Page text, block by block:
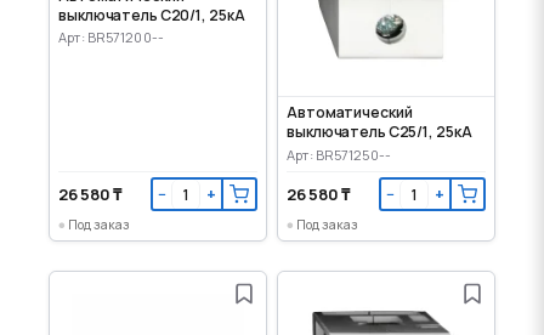
выключатель C20/1, 25кА
Арт: BR571200--
26 580 ₸ − +
Под заказ
Автоматический
выключатель C25/1, 25кА
Арт: BR571250--
26 580 ₸ − +
Под заказ